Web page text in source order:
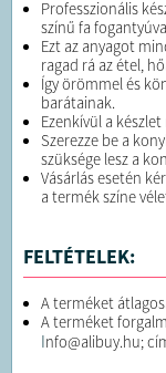
Professzionális
színű fa
Ezt az anyagot
ragad rá az étel,
Így örömmel és
barátainak.
Ezenkívül a
Szerezze be a
szüksége lesz a
Vásárlás esetén
a termék színe
FELTÉTELEK:
A terméket
A terméket
Info@alibuy.hu;